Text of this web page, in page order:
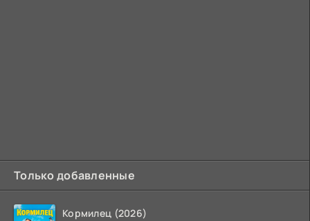
Только добавленные
Кормилец (2026)